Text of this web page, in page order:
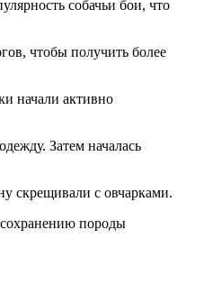
собачьи бои, что
чтобы получить более
начали активно
Затем началась
скрещивали с овчарками.
породы